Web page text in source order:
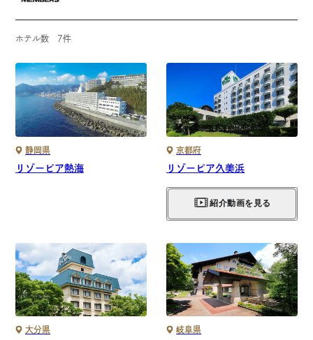
ホテル数 7件
静岡県
リゾーピア熱海
京都府
リゾーピア久美浜
紹介動画を見る
大分県 岐阜県